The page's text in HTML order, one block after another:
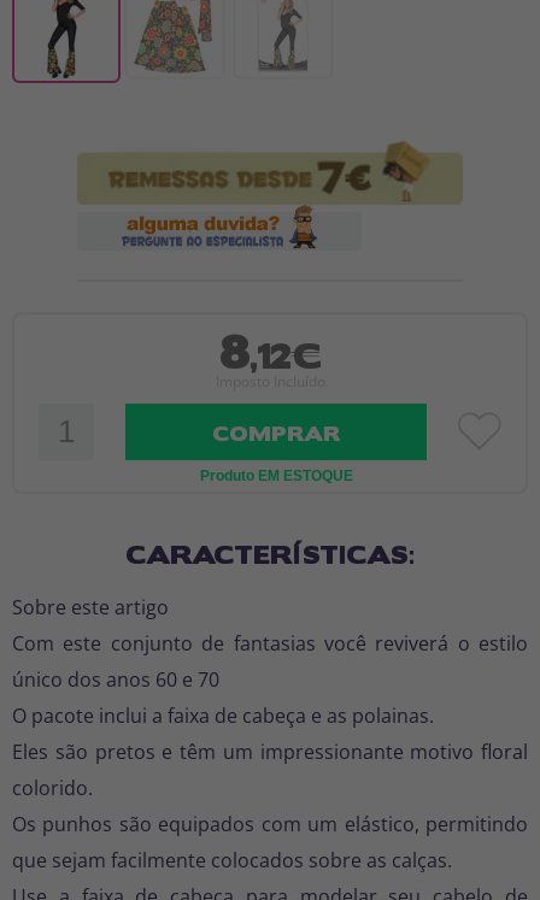
8,12€
COMPRAR
Produto EM ESTOQUE
CARACTERÍSTICAS:
Sobre este artigo
Com este conjunto de fantasias você reviverá o estilo
único dos anos 60 e 70
O pacote inclui a faixa de cabeça e as polainas.
Eles são pretos e têm um impressionante motivo floral
colorido.
Os punhos são equipados com um elástico, permitindo
que sejam facilmente colocados sobre as calças.